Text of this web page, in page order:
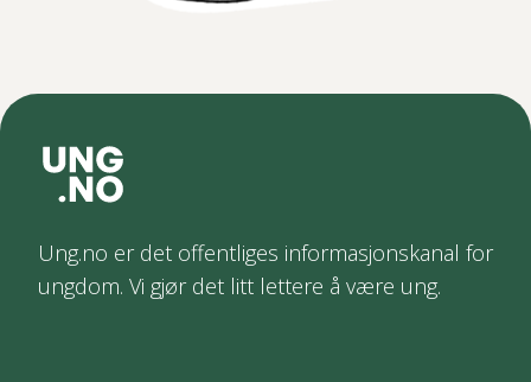
Ung.no er det offentliges informasjonskanal for
ungdom. Vi gjør det litt lettere å være ung.